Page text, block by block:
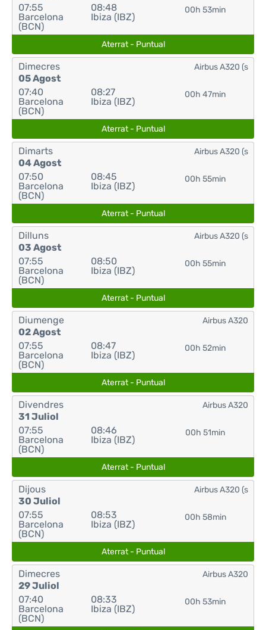
07:55
Barcelona
(BCN)
08:48
Ibiza (IBZ)
00h 53min
Aterrat - Puntual
Dimecres
05 Agost
07:40
Barcelona
(BCN)
08:27
Ibiza (IBZ)
00h 47min
Airbus A320 (s
Aterrat - Puntual
Dimarts
04 Agost
07:50
Barcelona
(BCN)
08:45
Ibiza (IBZ)
00h 55min
Airbus A320 (s
Aterrat - Puntual
Dilluns
03 Agost
07:55
Barcelona
(BCN)
08:50
Ibiza (IBZ)
00h 55min
Airbus A320 (s
Aterrat - Puntual
Diumenge
02 Agost
07:55
Barcelona
(BCN)
08:47
Ibiza (IBZ)
00h 52min
Airbus A320
Aterrat - Puntual
Divendres
31 Juliol
07:55
Barcelona
(BCN)
08:46
Ibiza (IBZ)
00h 51min
Airbus A320
Aterrat - Puntual
Dijous
30 Juliol
07:55
Barcelona
(BCN)
08:53
Ibiza (IBZ)
00h 58min
Airbus A320 (s
Aterrat - Puntual
Dimecres
29 Juliol
07:40
Barcelona
(BCN)
08:33
Ibiza (IBZ)
00h 53min
Airbus A320